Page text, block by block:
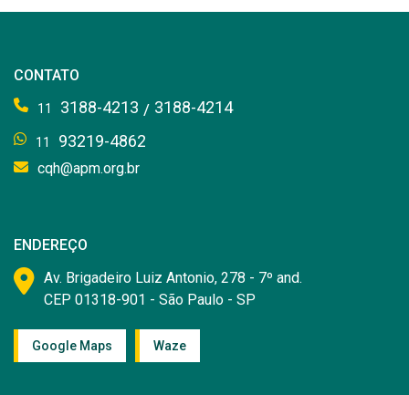
CONTATO
11 3188-4213 / 3188-4214
11 93219-4862
cqh@apm.org.br
ENDEREÇO
Av. Brigadeiro Luiz Antonio, 278 - 7º and.
CEP 01318-901 - São Paulo - SP
Google Maps Waze